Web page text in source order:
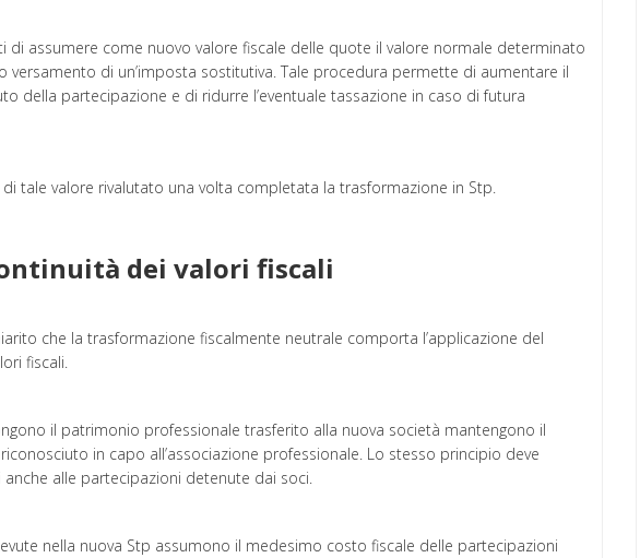
di assumere come nuovo valore fiscale delle quote il valore normale determinato
versamento di un’imposta sostitutiva. Tale procedura permette di aumentare il
della partecipazione e di ridurre l’eventuale tassazione in caso di futura
tale valore rivalutato una volta completata la trasformazione in Stp.
dei valori fiscali
che la trasformazione fiscalmente neutrale comporta l’applicazione del
fiscali.
il patrimonio professionale trasferito alla nuova società mantengono il
in capo all’associazione professionale. Lo stesso principio deve
alle partecipazioni detenute dai soci.
nella nuova Stp assumono il medesimo costo fiscale delle partecipazioni